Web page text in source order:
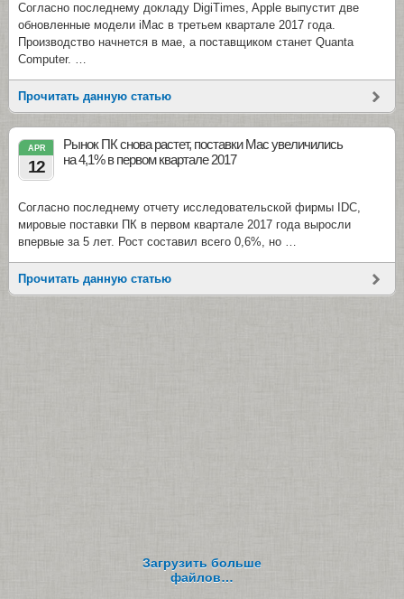
Согласно последнему докладу DigiTimes, Apple выпустит две
обновленные модели iMac в третьем квартале 2017 года.
Производство начнется в мае, а поставщиком станет Quanta
Computer. …
Прочитать данную статью
APR
12
Рынок ПК снова растет, поставки Mac увеличились
на 4,1% в первом квартале 2017
Согласно последнему отчету исследовательской фирмы IDC,
мировые поставки ПК в первом квартале 2017 года выросли
впервые за 5 лет. Рост составил всего 0,6%, но …
Прочитать данную статью
Загрузить больше
файлов…